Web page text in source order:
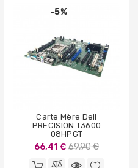
-5%
Carte Mère Dell
PRECISION T3600
08HPGT
66,41 € Prix
69,90 €